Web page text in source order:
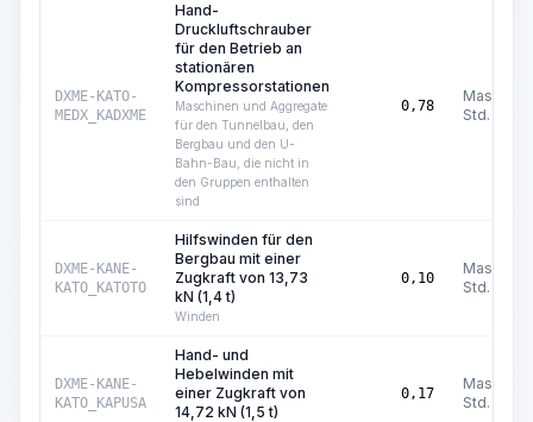
DXME-KATO-
MEDX_KADXME
Hand-
Druckluftschrauber
für den Betrieb an
stationären
Kompressorstationen
Maschinen und Aggregate
für den Tunnelbau, den
Bergbau und den U-
Bahn-Bau, die nicht in
den Gruppen enthalten
sind
0,78
Masch.-
Std.
DXME-KANE-
KATO_KATOTO
Hilfswinden für den
Bergbau mit einer
Zugkraft von 13,73
kN (1,4 t)
Winden
0,10
Masch.-
Std.
DXME-KANE-
KATO_KAPUSA
Hand- und
Hebelwinden mit
einer Zugkraft von
14,72 kN (1,5 t)
0,17
Masch.-
Std.